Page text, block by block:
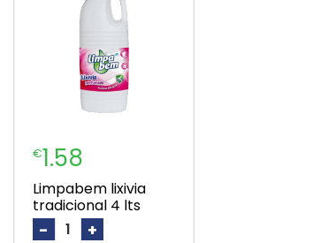
€1.58
limpabem lixivia
tradicional 4 lts
- +